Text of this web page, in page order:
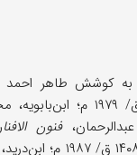
به کوشش طاهر احمد
فنون